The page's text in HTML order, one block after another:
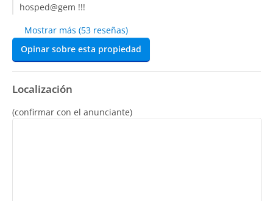
hosped@gem !!!
Mostrar más (53 reseñas)
Opinar sobre esta propiedad
Localización
(confirmar con el anunciante)